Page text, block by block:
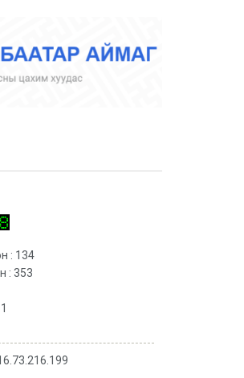
: 134
: 353